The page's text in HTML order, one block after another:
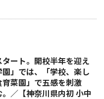
ート。開校半年を迎え
」では、「学校、楽し
菜園」で五感を刺激
／【神奈川県内初 小中